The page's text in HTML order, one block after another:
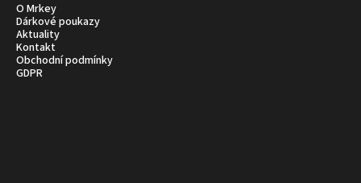
O Mrkey
Dárkové poukazy
Aktuality
Kontakt
Obchodní podmínky
GDPR